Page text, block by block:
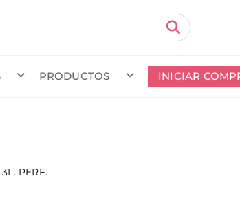
PRODUCTOS INICIAR
PERF.